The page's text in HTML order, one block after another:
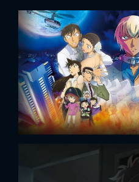
FACEBOOK